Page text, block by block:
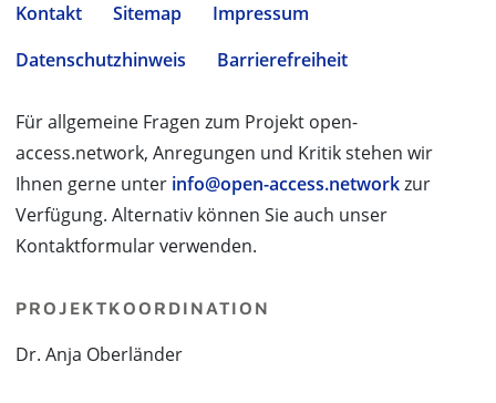
Kontakt Sitemap
Impressum
Datenschutzhinweis
Barrierefreiheit
Für allgemeine Fragen zum Projekt open-
access.network, Anregungen und Kritik stehen wir
Ihnen gerne unter info@open-access.networkzur
Verfügung. Alternativ können Sie auch unser
Kontaktformular verwenden.
PROJEKTKOORDINATION
Dr. Anja Oberländer